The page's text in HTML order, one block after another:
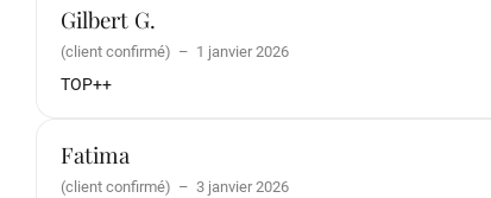
Gilbert G.
(client confirmé) – 1 janvier 2026
TOP++
Fatima
(client confirmé) – 3 janvier 2026